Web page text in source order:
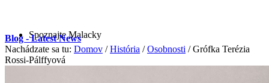
Spoznajte Malacky
Blog - Latest News
Nachádzate sa tu: Domov / História / Osobnosti / Grófka Terézia
Rossi-Pálffyová